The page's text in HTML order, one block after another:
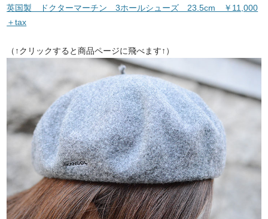
英国製 ドクターマーチン 3ホールシューズ 23.5cm ￥11,000
＋tax
（↑クリックすると商品ページに飛べます↑）